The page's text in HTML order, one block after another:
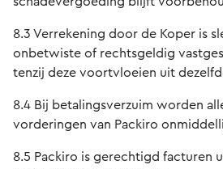
8.3 Verrekening door de Koper is
onbetwiste of rechtsgeldig
tenzij deze voortvloeien uit
8.4 Bij betalingsverzuim worden
vorderingen van Packiro
8.5 Packiro is gerechtigd facturen